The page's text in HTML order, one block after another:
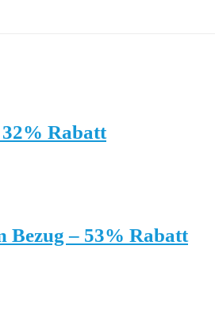
Rabatt
Bezug – 53% Rabatt